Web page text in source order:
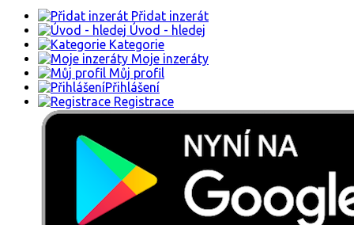
Přidat inzerát
Úvod - hledej
Kategorie
Moje inzeráty
Můj profil
Přihlášení
Registrace